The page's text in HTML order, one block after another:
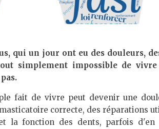
qui un jour ont eu des douleurs,
simplement impossible de
fait de vivre peut devenir une
correcte, des réparations
la fonction des dents, parfois d'en